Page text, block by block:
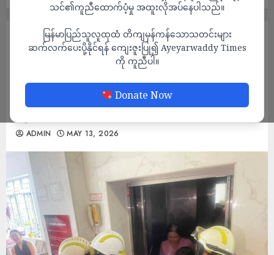
သင်၏ကူညီထောက်ပံ့မှု အထူးလိုအပ်နေပါသည်။
မြန်မာပြည်သူလူထုထံ တိကျမှန်ကန်သောသတင်းများ
ဆက်လက်ပေးပို့နိုင်ရန် ကျေးဇူးပြု၍ Ayeyarwaddy Times
ကို ကူညီပါ။
Donate Now
မီးခဏခဏပျက်သည့် ရန်ကုန်တွင် ဓာတ်
လှေကားအတွင်း ပိတ်မိမှုများပြားလာ၊ သင်္ဃန်း
ကျွန်းတွင် အမျိုးသမီး ၆ ဦး ပိတ်မိနေပြီး ကယ်
ထုတ်ခဲ့ရ
ADMIN MAY 13, 2026